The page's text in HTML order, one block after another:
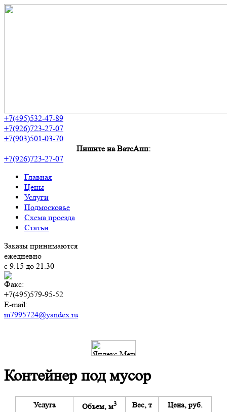
+7(495)532-47-89
+7(926)723-27-07
+7(903)501-03-70
Пишите на ВатсАпп:
+7(926)723-27-07
Главная
Цены
Услуги
Подмосковье
Схема проезда
Статьи
Заказы принимаются
ежедневно
с 9.15 до 21.30
Факс:
+7(495)579-95-52
E-mail:
m7995724@yandex.ru
Контейнер под мусор
Услуга Объем, м3 Вес, т
Цена, руб.